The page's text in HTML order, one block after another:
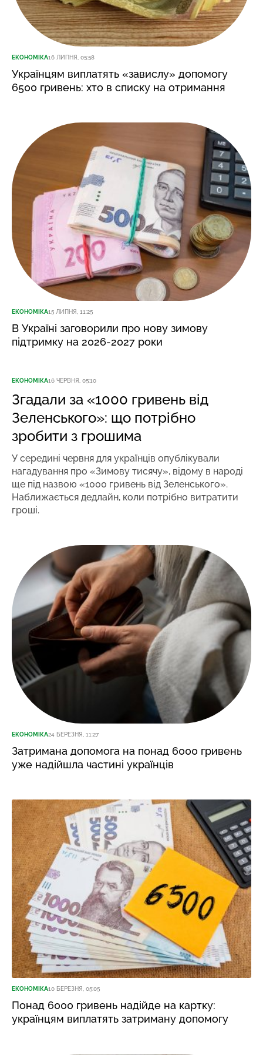
ЕКОНОМІКА16 ЛИПНЯ, 05:58
Українцям виплатять «завислу» допомогу
6500 гривень: хто в списку на отримання
ЕКОНОМІКА15 ЛИПНЯ, 11:25
В Україні заговорили про нову зимову
підтримку на 2026-2027 роки
ЕКОНОМІКА16 ЧЕРВНЯ, 05:10
Згадали за «1000 гривень від
Зеленського»: що потрібно
зробити з грошима
У середині червня для українців опублікували
нагадування про «Зимову тисячу», відому в народі
ще під назвою «1000 гривень від Зеленського».
Наближається дедлайн, коли потрібно витратити
гроші.
ЕКОНОМІКА24 БЕРЕЗНЯ, 11:27
Затримана допомога на понад 6000 гривень
уже надійшла частині українців
ЕКОНОМІКА10 БЕРЕЗНЯ, 05:05
Понад 6000 гривень надійде на картку:
українцям виплатять затриману допомогу